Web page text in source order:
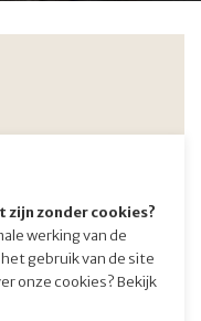
zijn zonder cookies?
werking van de
gebruik van de site
onze cookies? Bekijk